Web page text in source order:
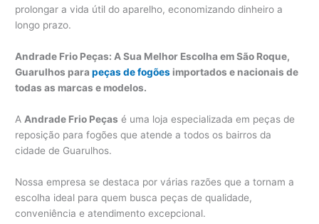
prolongar a vida útil do aparelho, economizando dinheiro a
longo prazo.
Andrade Frio Peças: A Sua Melhor Escolha em São Roque,
Guarulhos parapeças de fogões importados e nacionais de
todas as marcas e modelos.
A Andrade Frio Peças é uma loja especializada em peças de
reposição para fogões que atende a todos os bairros da
cidade de Guarulhos.
Nossa empresa se destaca por várias razões que a tornam a
escolha ideal para quem busca peças de qualidade,
conveniência e atendimento excepcional.